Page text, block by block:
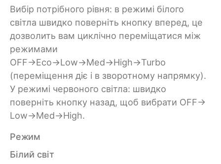
Вибір потрібного рівня: в режимі білого
світла швидко поверніть кнопку вперед, це
дозволить вам циклічно переміщатися між
режимами
OFF→Eco→Low→Med→High→Turbo
(переміщення діє і в зворотному напрямку).
У режимі червоного світла: швидко
поверніть кнопку назад, щоб вибрати OFF→
Low→Med→High.
Режим
Білий світ